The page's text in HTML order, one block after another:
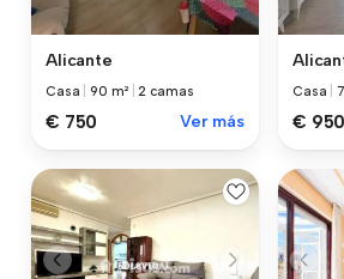
Alicante
Casa |90 m² |2 camas
€ 750 Ver más
Casa |
€ 950